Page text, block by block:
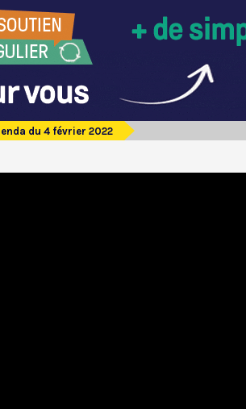
du 4 février 2022